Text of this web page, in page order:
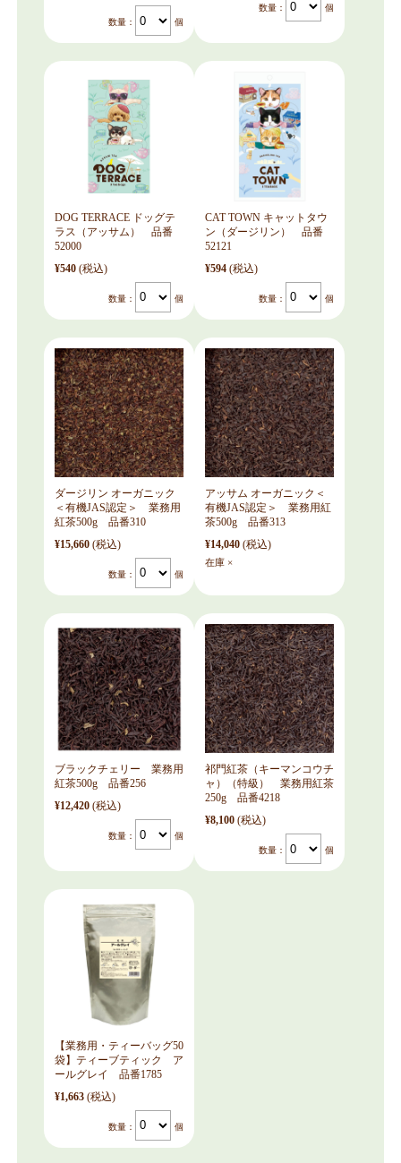
数量： 個
数量： 個
DOG TERRACE ドッグテ
ラス（アッサム） 品番
52000
¥540 (税込)
数量： 個
CAT TOWN キャットタウ
ン（ダージリン） 品番
52121
¥594 (税込)
数量： 個
ダージリン オーガニック
＜有機JAS認定＞ 業務用
紅茶500g 品番310
¥15,660 (税込)
数量： 個
アッサム オーガニック＜
有機JAS認定＞ 業務用紅
茶500g 品番313
¥14,040 (税込)
在庫 ×
ブラックチェリー 業務用
紅茶500g 品番256
¥12,420 (税込)
数量： 個
祁門紅茶（キーマンコウチ
ャ）（特級） 業務用紅茶
250g 品番4218
¥8,100 (税込)
数量： 個
【業務用・ティーバッグ50
袋】ティーブティック ア
ールグレイ 品番1785
¥1,663 (税込)
数量： 個